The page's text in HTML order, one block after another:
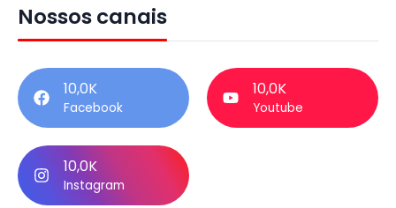
Nossos canais
10,0K
Facebook
10,0K
Youtube
10,0K
Instagram